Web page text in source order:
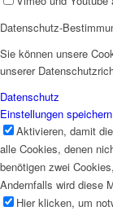
PKD
Datenschutz-
Sie können unsere
unserer
Datenschutz
Einstellungen speichern
Aktivieren, damit
alle Cookies, denen
benötigen zwei
Andernfalls wird diese
Hier klicken, um